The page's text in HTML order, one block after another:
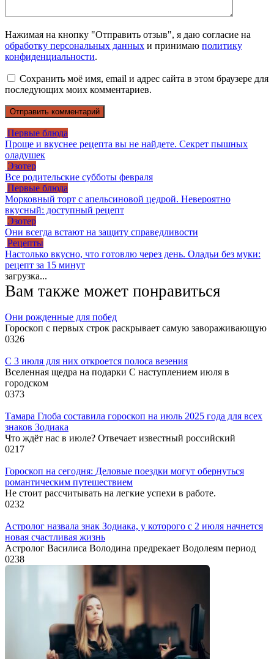
Нажимая на кнопку "Отправить отзыв", я даю согласие на
обработку персональных данных и принимаю политику
конфиденциальности.
Сохранить моё имя, email и адрес сайта в этом браузере для
последующих моих комментариев.
Первые блюда
Проще и вкуснее рецепта вы не найдете. Секрет пышных
оладушек
Эзотер
Все родительские субботы февраля
Первые блюда
Морковный торт с апельсиновой цедрой. Невероятно
вкусный: доступный рецепт
Эзотер
Они всегда встают на защиту справедливости
Рецепты
Настолько вкусно, что готовлю через день. Оладьи без муки:
рецепт за 15 минут
загрузка...
Вам также может понравиться
Они рожденные для побед
Гороскоп с первых строк раскрывает самую завораживающую
0326
С 3 июля для них откроется полоса везения
Вселенная щедра на подарки С наступлением июля в
городском
0373
Тамара Глоба составила гороскоп на июль 2025 года для всех
знаков Зодиака
Что ждёт нас в июле? Отвечает известный российский
0217
Гороскоп на сегодня: Деловые поездки могут обернуться
романтическим путешествием
Не стоит рассчитывать на легкие успехи в работе.
0232
Астролог назвала знак Зодиака, у которого с 2 июля начнется
новая счастливая жизнь
Астролог Василиса Володина предрекает Водолеям период
0238